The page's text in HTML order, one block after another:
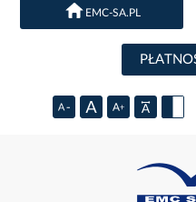
EMC-SA.PL